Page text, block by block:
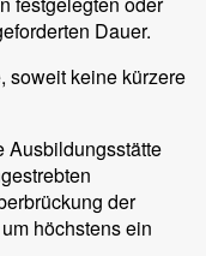
Dauer.
soweit keine kürzere
Ausbildungsstätte
der
höchstens ein